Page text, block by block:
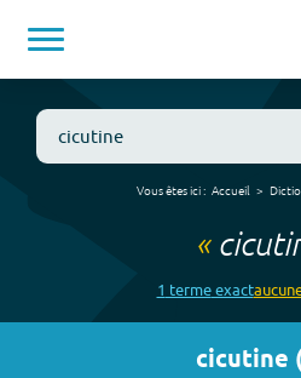
Vous êtes ici : Accueil
«
1 termeexact
cicutine